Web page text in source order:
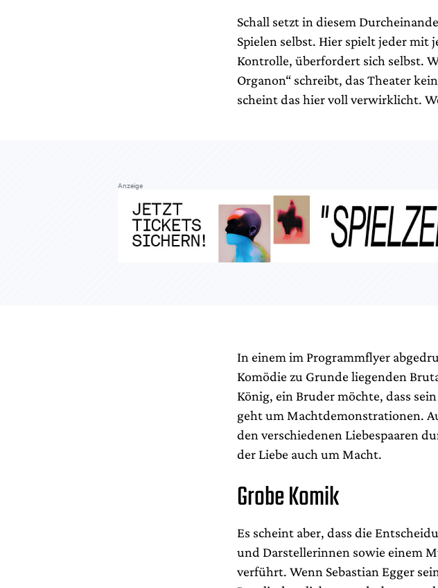
Schall setzt in diesem
Spielen selbst. Hier spielt jeder mit
Kontrolle, überfordert sich selbst.
Organon“ schreibt, das Theater
scheint das hier voll verwirklicht.
Anzeige
In einem im Programmflyer
Komödie zu Grunde liegenden
König, ein Bruder möchte, dass
geht um Machtdemonstrationen.
den verschiedenen Liebespaaren
der Liebe auch um Macht.
Grobe Komik
Es scheint aber, dass die
und Darstellerinnen sowie einem
verführt. Wenn Sebastian Egger